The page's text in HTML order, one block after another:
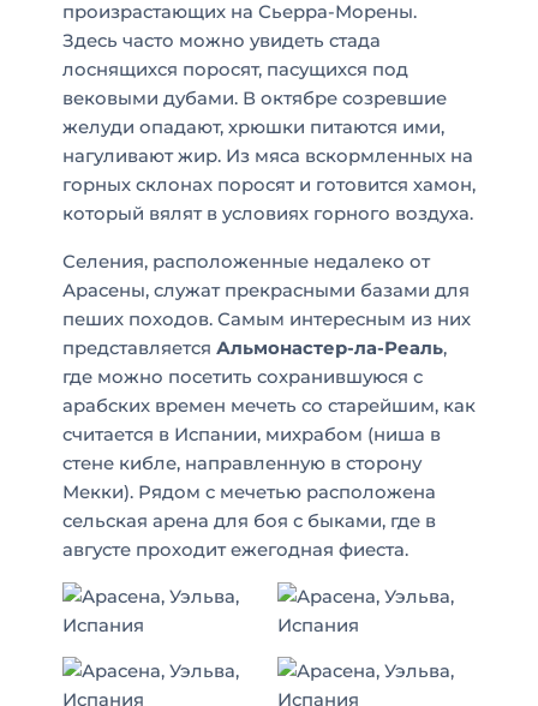
произрастающих на Сьерра-Морены.
Здесь часто можно увидеть стада
лоснящихся поросят, пасущихся под
вековыми дубами. В октябре созревшие
желуди опадают, хрюшки питаются ими,
нагуливают жир. Из мяса вскормленных на
горных склонах поросят и готовится хамон,
который вялят в условиях горного воздуха.
Селения, расположенные недалеко от
Арасены, служат прекрасными базами для
пеших походов. Самым интересным из них
представляется Альмонастер-ла-Реаль,
где можно посетить сохранившуюся с
арабских времен мечеть со старейшим, как
считается в Испании, михрабом (ниша в
стене кибле, направленную в сторону
Мекки). Рядом с мечетью расположена
сельская арена для боя с быками, где в
августе проходит ежегодная фиеста.